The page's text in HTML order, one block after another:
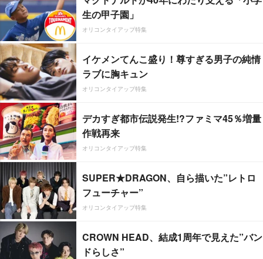
生の甲子園」
オリコンタイアップ特集
イケメンてんこ盛り！尊すぎる男子の純情
ラブに胸キュン
オリコンタイアップ特集
デカすぎ都市伝説発生!?ファミマ45％増量
作戦再来
オリコンタイアップ特集
SUPER★DRAGON、自ら描いた”レトロ
フューチャー”
オリコンタイアップ特集
CROWN HEAD、結成1周年で見えた”バン
ドらしさ”